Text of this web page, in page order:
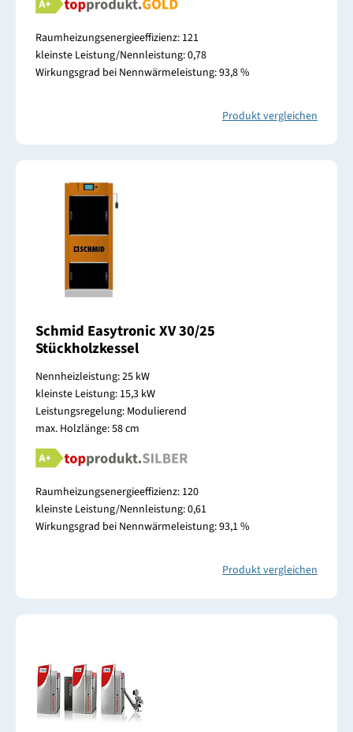
Raumheizungsenergieeffizienz: 121
kleinste Leistung/Nennleistung: 0,78
Wirkungsgrad bei Nennwärmeleistung: 93,8 %
Produkt vergleichen
Schmid Easytronic XV 30/25
Stückholzkessel
Nennheizleistung: 25 kW
kleinste Leistung: 15,3 kW
Leistungsregelung: Modulierend
max. Holzlänge: 58 cm
Raumheizungsenergieeffizienz: 120
kleinste Leistung/Nennleistung: 0,61
Wirkungsgrad bei Nennwärmeleistung: 93,1 %
Produkt vergleichen